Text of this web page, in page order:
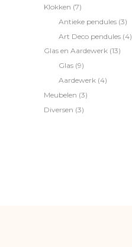
Klokken (7)
Antieke pendules (3)
Art Deco pendules (4)
Glas en Aardewerk (13)
Glas (9)
Aardewerk (4)
Meubelen (3)
Diversen (3)